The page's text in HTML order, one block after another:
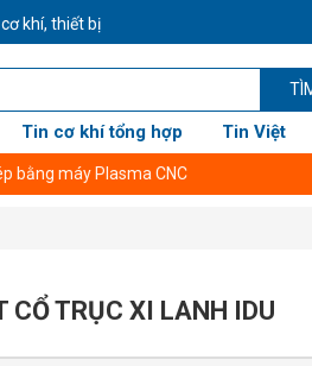
thiết bị công nghiệp CHÍNH HÃNG
Tin cơ khí tổng hợp Tin Việt
CỔ TRỤC XI LANH IDU